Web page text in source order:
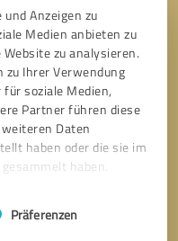
Anzeigen zu
Medien anbieten zu
zu analysieren.
Ihrer Verwendung
soziale Medien,
Partner führen diese
Daten
haben oder die sie im
haben.
Präferenzen